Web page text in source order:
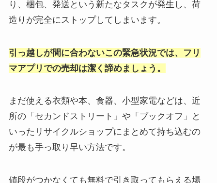
り、梱包、発送という新たなタスクが発生し、荷
造りが完全にストップしてしまいます。
引っ越しが間に合わないこの緊急状況では、フリ
マアプリでの売却は潔く諦めましょう。
まだ使える衣類や本、食器、小型家電などは、近
所の「セカンドストリート」や「ブックオフ」と
いったリサイクルショップにまとめて持ち込むの
が最も手っ取り早い方法です。
値段がつかなくても無料で引き取ってもらえる場